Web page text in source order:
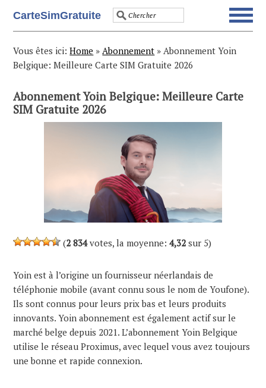
to
navigation
to
content
to
sidebar
to
CarteSimGratuite
Vous êtes ici:Home »Abonnement »Abonnement Yoin
Belgique: Meilleure Carte SIM Gratuite 2026
Abonnement Yoin Belgique: Meilleure Carte
SIM Gratuite 2026
(2 834votes, la moyenne:4,32 sur 5)
Yoin est à l’origine un fournisseur néerlandais de
téléphonie mobile (avant connu sous le nom de Youfone).
Ils sont connus pour leurs prix bas et leurs produits
innovants. Yoin abonnement est également actif sur le
marché belge depuis 2021. L’abonnement Yoin Belgique
utilise le réseau Proximus, avec lequel vous avez toujours
une bonne et rapide connexion.